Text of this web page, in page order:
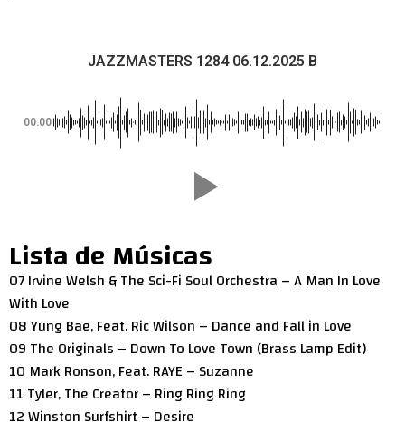
JAZZMASTERS 1284 06.12.2025 B
00:00
Lista de Músicas
07 Irvine Welsh & The Sci-Fi Soul Orchestra – A Man In Love
With Love
08 Yung Bae, Feat. Ric Wilson – Dance and Fall in Love
09 The Originals – Down To Love Town (Brass Lamp Edit)
10 Mark Ronson, Feat. RAYE – Suzanne
11 Tyler, The Creator – Ring Ring Ring
12 Winston Surfshirt – Desire